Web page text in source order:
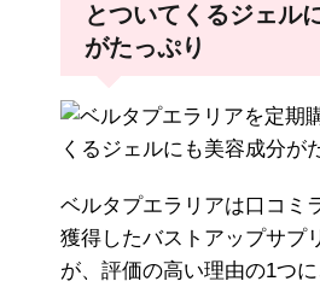
とついてくるジェル
がたっぷり
ベルタプエラリアは口コミ
獲得したバストアップサプ
が、評価の高い理由の1つ